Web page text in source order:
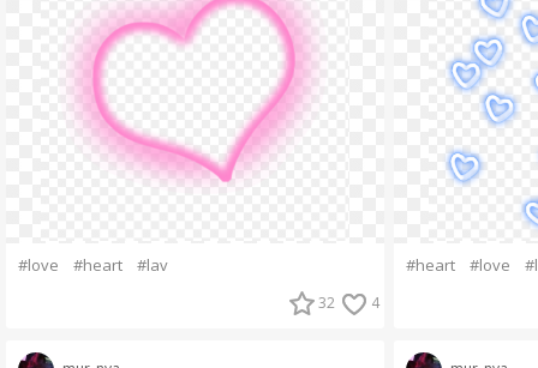
#love #heart #lav
32 4
#heart #love